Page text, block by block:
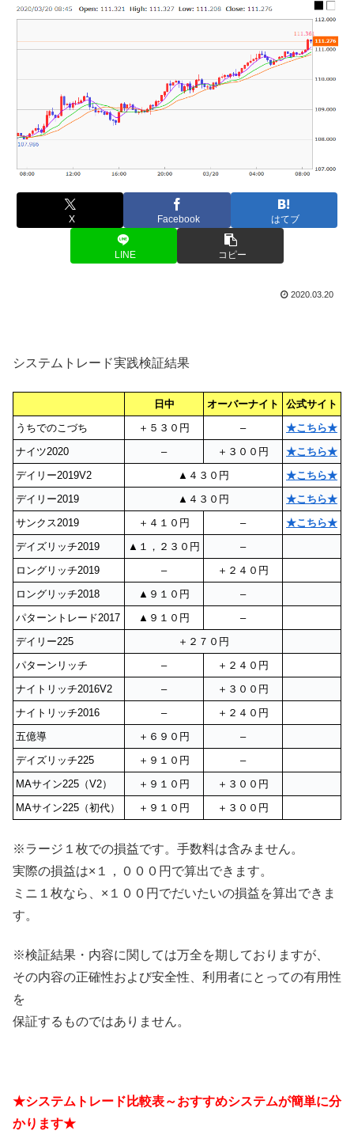
X Facebook はてブ
LINE コピー
2020.03.20
システムトレード実践検証結果
日中 オーバーナイト
公式サイト
うちでのこづち
＋５３０円 –
★こちら★
ナイツ2020
– ＋３００円
★こちら★
デイリー2019V2
▲４３０円
★こちら★
デイリー2019
▲４３０円
★こちら★
サンクス2019
＋４１０円 –
★こちら★
デイズリッチ2019
▲１，２３０円
–
ロングリッチ2019
–
＋２４０円
ロングリッチ2018
▲９１０円
–
パターントレード2017
▲９１０円
–
デイリー225
＋２７０円
パターンリッチ
–
＋２４０円
ナイトリッチ2016V2
–
＋３００円
ナイトリッチ2016
–
＋２４０円
五億導
＋６９０円
–
デイズリッチ225
＋９１０円
–
MAサイン225（V2）
＋９１０円
＋３００円
MAサイン225（初代）
＋９１０円 ＋３００円
※ラージ１枚での損益です。手数料は含みません。
実際の損益は×１，０００円で算出できます。
ミニ１枚なら、×１００円でだいたいの損益を算出できま
す。
※検証結果・内容に関しては万全を期しておりますが、
その内容の正確性および安全性、利用者にとっての有用性
を
保証するものではありません。
★システムトレード比較表～おすすめシステムが簡単に分
かります★